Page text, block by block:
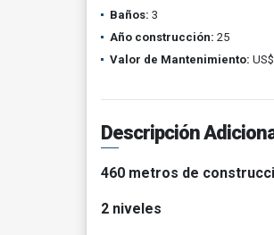
Baños: 3
Año construcción: 25
Valor de Mantenimiento:
Descripción
460 metros de
2 niveles